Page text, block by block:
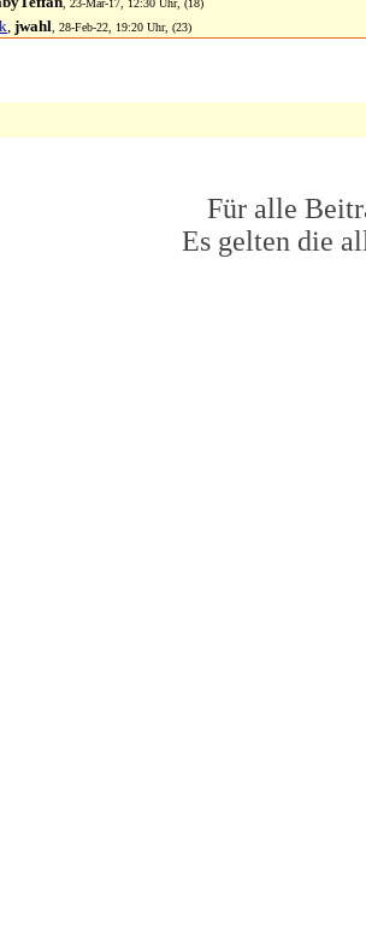
, 23-Mar-17, 12:30 Uhr, (18)
, jwahl , 28-Feb-22, 19:20 Uhr, (23)
Für alle
Es gelten die